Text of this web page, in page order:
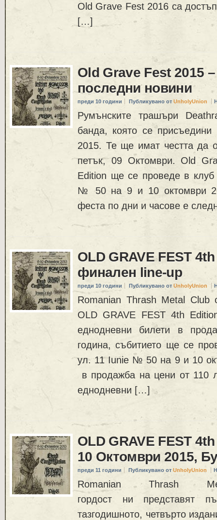
Old Grave Fest 2016 са
[…]
Old Grave Fest 2015
последни новини
преди 10 години Публикувано от UnholyUnion
Румънските трашъри
банда, която се
2015. Те ще имат честта да
петък, 09 Октомври. Old
Edition ще се проведе в
№ 50 на 9 и 10 октомври
феста по дни и часове е
OLD GRAVE FEST
финален line-up
преди 10 години Публикувано от UnholyUnion
Romanian Thrash Metal Club
OLD GRAVE FEST 4th
еднодневни билети в
година, събитието ще се
ул. 11 Iunie № 50 на 9 и 10
в продажба на цени от 110
еднодневни […]
OLD GRAVE FEST
10 Октомври 2015,
преди 11 години Публикувано от UnholyUnion
Romanian Thrash
гордост ни представят
тазгодишното, четвърто